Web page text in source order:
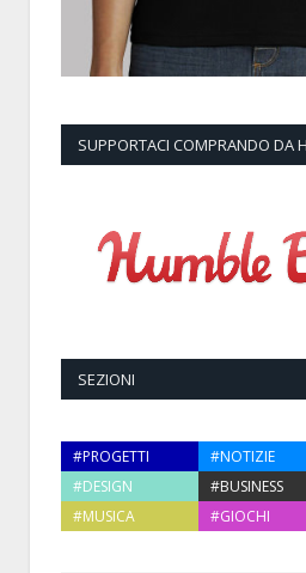
SUPPORTACI COMPRANDO DA
SEZIONI
#PROGETTI #NOTIZIE
#DESIGN
#BUSINESS
#MUSICA
#GIOCHI